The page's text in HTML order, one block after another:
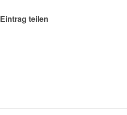
Eintrag teilen